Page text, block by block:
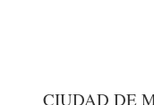
CIUDAD DE